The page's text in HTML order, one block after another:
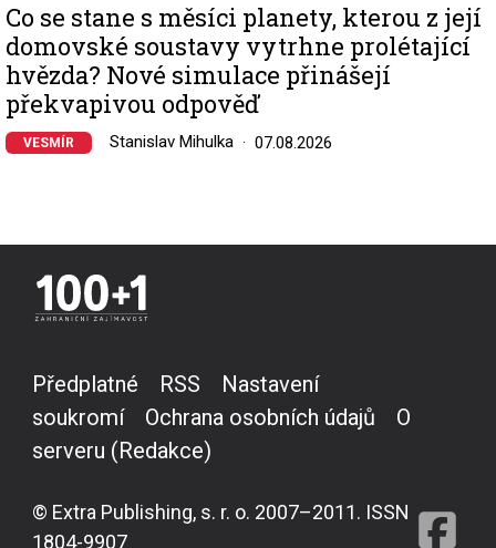
Co se stane s měsíci planety, kterou z její
domovské soustavy vytrhne prolétající
hvězda? Nové simulace přinášejí
překvapivou odpověď
VESMÍR Stanislav Mihulka 07.08.2026
Předplatné RSS
Nastavení
soukromí
Ochrana osobních údajů
O
serveru (Redakce)
© Extra Publishing, s. r. o. 2007–2011. ISSN
1804-9907